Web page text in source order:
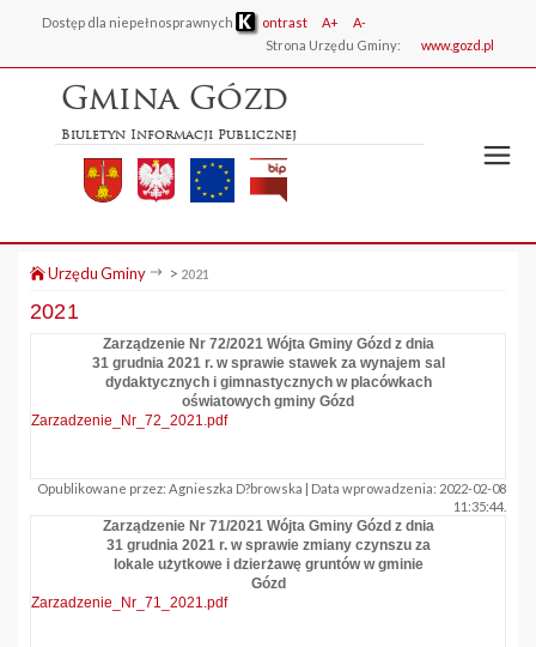
Dostęp dla niepełnosprawnych ontrast A+
A-
Strona Urzędu Gminy:
www.gozd.pl
Gmina Gózd
Biuletyn Informacji Publicznej
Urzędu Gminy > 2021
2021
Zarządzenie Nr 72/2021 Wójta Gminy Gózd z dnia
31 grudnia 2021 r. w sprawie stawek za wynajem sal
dydaktycznych i gimnastycznych w placówkach
oświatowych gminy Gózd
Zarzadzenie_Nr_72_2021.pdf
Opublikowane przez: Agnieszka D?browska | Data wprowadzenia: 2022-02-08
11:35:44.
Zarządzenie Nr 71/2021 Wójta Gminy Gózd z dnia
31 grudnia 2021 r. w sprawie zmiany czynszu za
lokale użytkowe i dzierżawę gruntów w gminie
Gózd
Zarzadzenie_Nr_71_2021.pdf